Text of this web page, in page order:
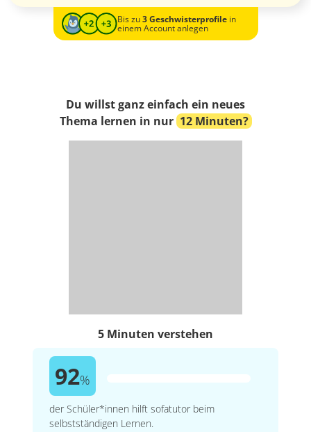
Bis zu3 Geschwisterprofilein
einem Account anlegen
Du willst ganz einfach ein neues
Thema lernen in nur 12 Minuten?
5 Minuten verstehen
92%
der Schüler*innen hilft sofatutor beim
selbstständigen Lernen.